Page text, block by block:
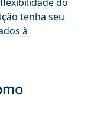
tenha seu
à